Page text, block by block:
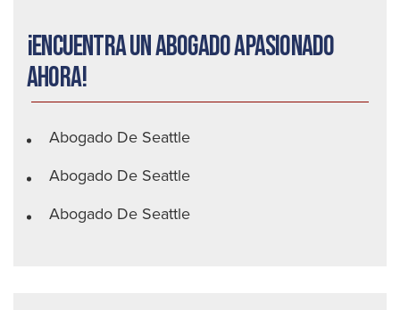
¡Encuentra un abogado apasionado
ahora!
Abogado De Seattle
Abogado De Seattle
Abogado De Seattle